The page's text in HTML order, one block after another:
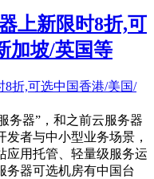
上新限时8折,可
加坡/英国等
务器”，和之前云服务器
者与中小型业务场景，
应用托管、轻量级服务运
务器可选机房有中国台